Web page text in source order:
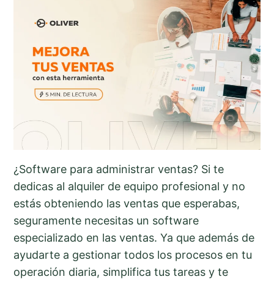
¿Software para administrar ventas? Si te
dedicas al alquiler de equipo profesional y no
estás obteniendo las ventas que esperabas,
seguramente necesitas un software
especializado en las ventas. Ya que además de
ayudarte a gestionar todos los procesos en tu
operación diaria, simplifica tus tareas y te